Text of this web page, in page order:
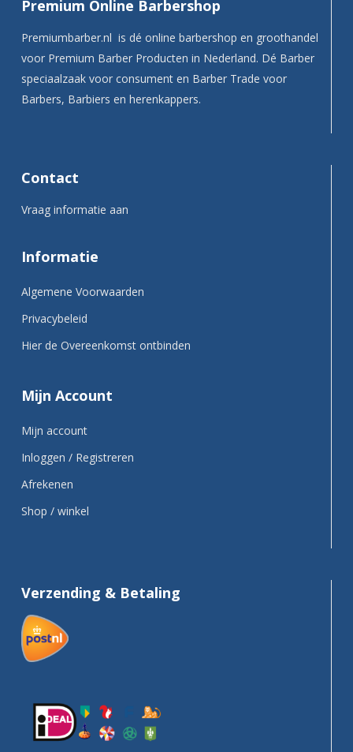
Premium Online Barbershop
Premiumbarber.nl is dé online barbershop en groothandel
voor Premium Barber Producten in Nederland. Dé Barber
speciaalzaak voor consument en Barber Trade voor
Barbers, Barbiers en herenkappers.
Contact
Vraag informatie aan
Informatie
Algemene Voorwaarden
Privacybeleid
Hier de Overeenkomst ontbinden
Mijn Account
Mijn account
Inloggen / Registreren
Afrekenen
Shop / winkel
Verzending & Betaling